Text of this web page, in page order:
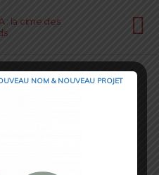
: la cime des
NOM & NOUVEAU PROJET